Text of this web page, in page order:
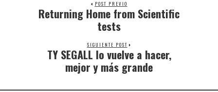
POST PREVIO
Returning Home from Scientific
tests
SIGUIENTE POST
TY SEGALL lo vuelve a hacer,
mejor y más grande